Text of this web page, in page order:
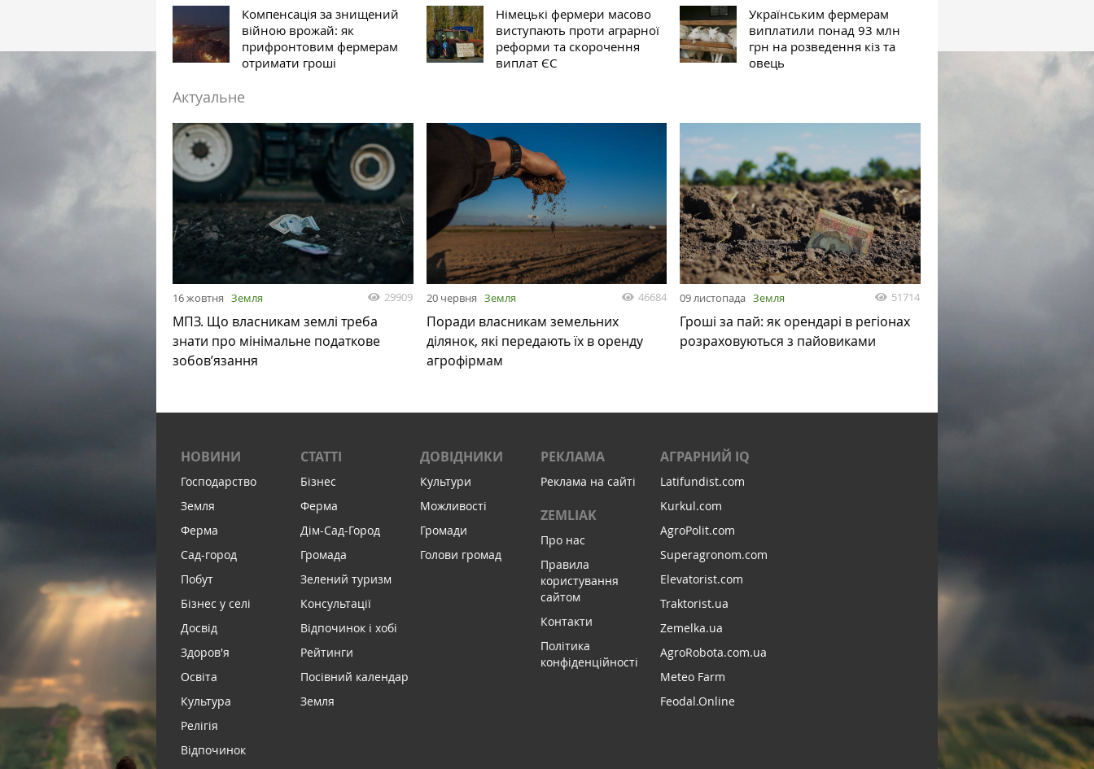
Компенсація за знищений
війною врожай: як
прифронтовим фермерам
отримати гроші
Німецькі фермери масово
виступають проти аграрної
реформи та скорочення
виплат ЄС
Українським фермерам
виплатили понад 93 млн
грн на розведення кіз та
овець
Актуальне
16 жовтня Земля 29909
МПЗ. Що власникам землі треба
знати про мінімальне податкове
зобов’язання
20 червня Земля 46684
Поради власникам земельних
ділянок, які передають їх в оренду
агрофірмам
09 листопада Земля 51714
Гроші за пай: як орендарі в регіонах
розраховуються з пайовиками
НОВИНИ
Господарство
Земля
Ферма
Сад-город
Побут
Бізнес у селі
Досвід
Здоров'я
Освіта
Культура
Релігія
Відпочинок
СТАТТІ
Бізнес
Ферма
Дім-Сад-Город
Громада
Зелений туризм
Консультації
Відпочинок і хобі
Рейтинги
Посівний календар
Земля
ДОВІДНИКИ
Культури
Можливості
Громади
Голови громад
РЕКЛАМА
Реклама на сайті
ZEMLIAK
Про нас
Правила
користування
сайтом
Контакти
Політика
конфіденційності
АГРАРНИЙ IQ
Latifundist.com
Kurkul.com
AgroPolit.com
Superagronom.com
Elevatorist.com
Traktorist.ua
Zemelka.ua
AgroRobota.com.ua
Meteo Farm
Feodal.Online